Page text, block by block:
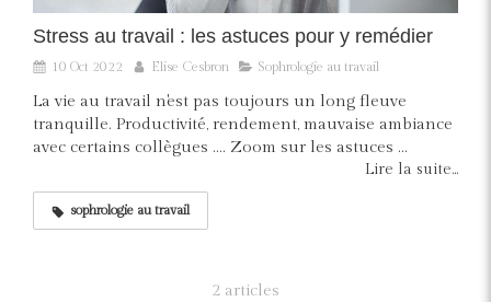
Stress au travail : les astuces pour y remédier
10 Oct 2022 Elise Cesbron Sophrologie au travail
La vie au travail n'est pas toujours un long fleuve
tranquille. Productivité, rendement, mauvaise ambiance
avec certains collègues .... Zoom sur les astuces ...
Lire la suite...
sophrologie au travail
2 articles